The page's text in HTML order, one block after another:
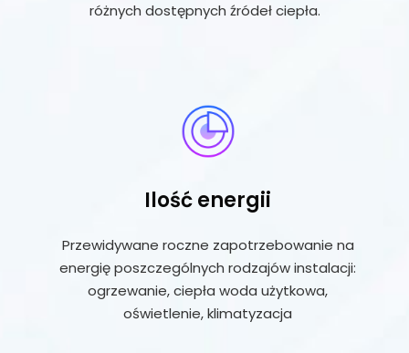
różnych dostępnych źródeł ciepła.
Ilość energii
Przewidywane roczne zapotrzebowanie na
energię poszczególnych rodzajów instalacji:
ogrzewanie, ciepła woda użytkowa,
oświetlenie, klimatyzacja